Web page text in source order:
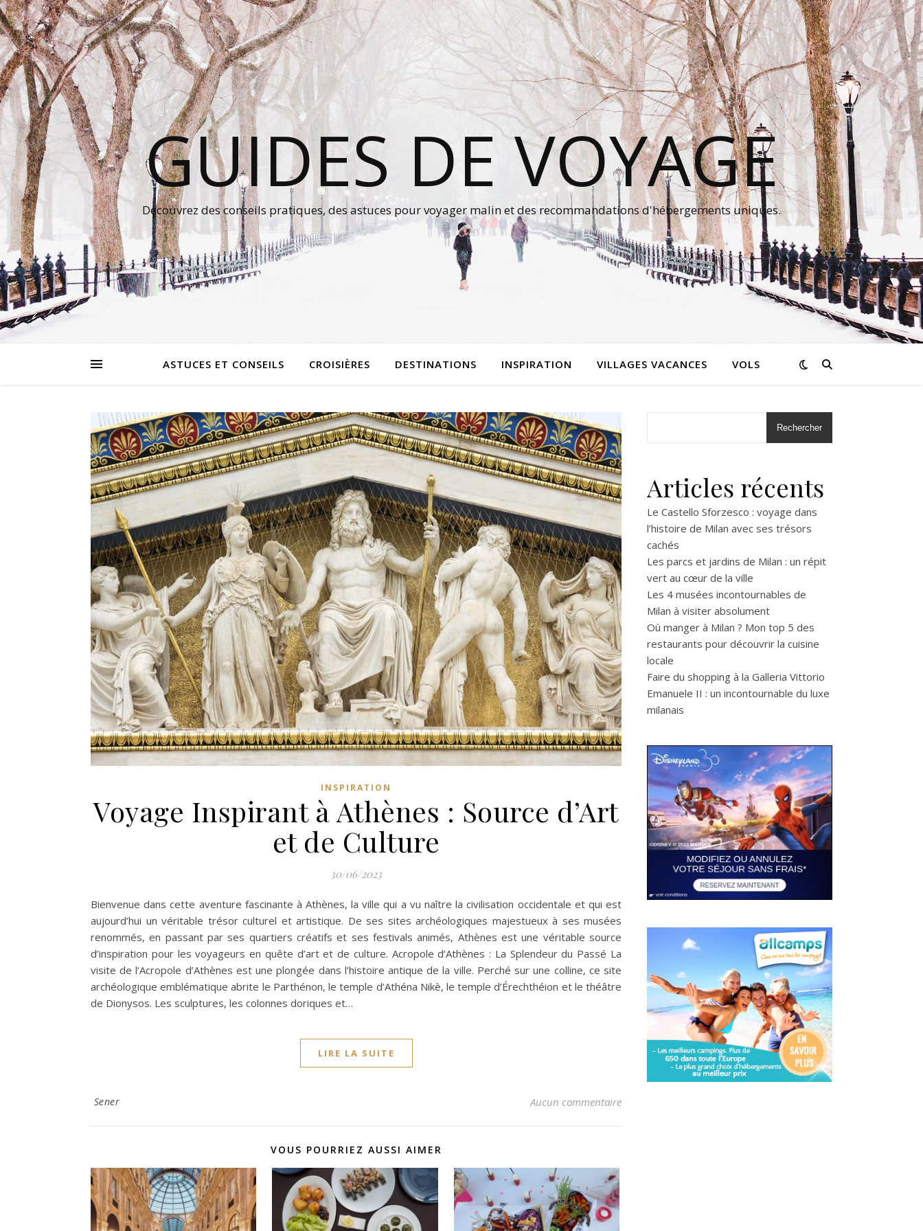
GUIDES DE VOYAGE
Découvrez des conseils pratiques, des astuces pour voyager malin et des recommandations d'hébergements uniques.
ASTUCES ET CONSEILS CROISIÈRES DESTINATIONS INSPIRATION VILLAGES VACANCES VOLS
INSPIRATION
Voyage Inspirant à Athènes : Source d’Art
et de Culture
30/06/2023
Bienvenue dans cette aventure fascinante à Athènes, la ville qui a vu naître la civilisation occidentale et qui est
aujourd’hui un véritable trésor culturel et artistique. De ses sites archéologiques majestueux à ses musées
renommés, en passant par ses quartiers créatifs et ses festivals animés, Athènes est une véritable source
d’inspiration pour les voyageurs en quête d’art et de culture. Acropole d’Athènes : La Splendeur du Passé La
visite de l’Acropole d’Athènes est une plongée dans l’histoire antique de la ville. Perché sur une colline, ce site
archéologique emblématique abrite le Parthénon, le temple d’Athéna Nikè, le temple d’Érechthéion et le théâtre
de Dionysos. Les sculptures, les colonnes doriques et…
LIRE LA SUITE
Sener Aucun commentaire
VOUS POURRIEZ AUSSI AIMER
Rechercher
Articles récents
Le Castello Sforzesco : voyage dans
l’histoire de Milan avec ses trésors
cachés
Les parcs et jardins de Milan : un répit
vert au cœur de la ville
Les 4 musées incontournables de
Milan à visiter absolument
Où manger à Milan ? Mon top 5 des
restaurants pour découvrir la cuisine
locale
Faire du shopping à la Galleria Vittorio
Emanuele II : un incontournable du luxe
milanais